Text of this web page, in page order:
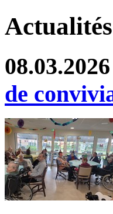
Actualités
08.03.2026
de